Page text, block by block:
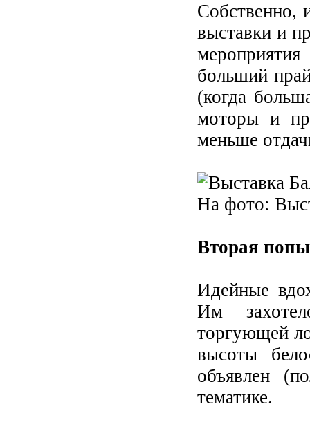
Собственно,
выставки и
больший
(когда
моторы и
меньше
На фото:
Вторая
Идейные
Им
торгующей
высоты
объявлен
тематике.